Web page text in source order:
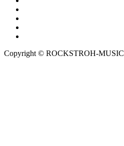
Copyright © ROCKSTROH-MUSIC